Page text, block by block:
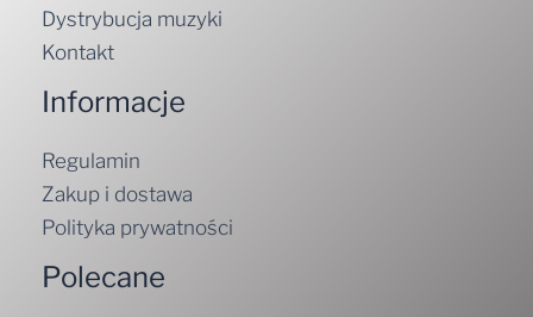
Dystrybucja muzyki
Kontakt
Informacje
Regulamin
Zakup i dostawa
Polityka prywatności
Polecane